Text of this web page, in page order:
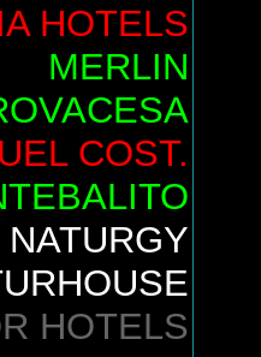
HOTELS
MERLIN
COST.
NATURGY
HOTELS